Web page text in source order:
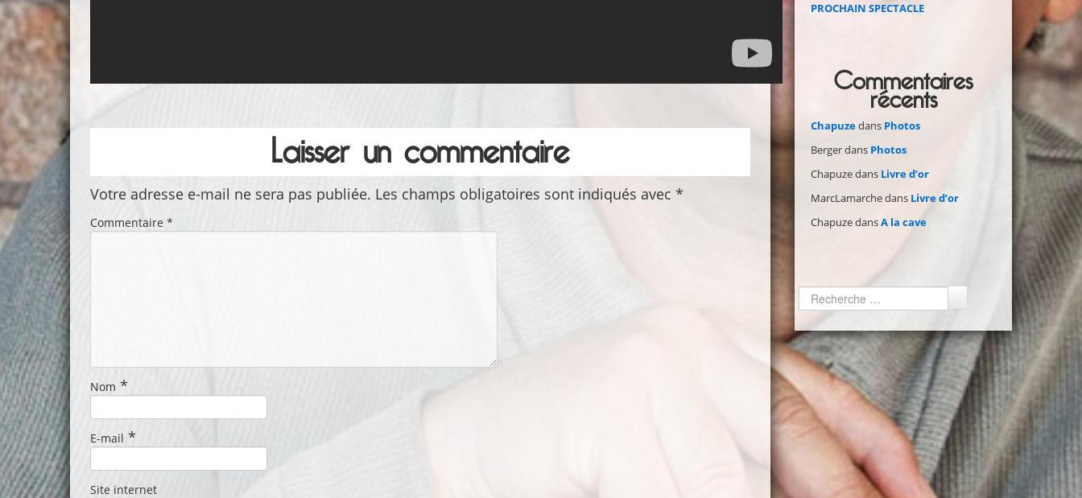
Laisser un commentaire
Votre adresse e-mail ne sera pas publiée. Les champs obligatoires sont indiqués avec *
Commentaire *
Nom *
E-mail *
Site internet
PROCHAIN SPECTACLE
Commentaires
récents
Chapuzedans Photos
Bergerdans Photos
Chapuzedans Livre d’or
MarcLamarchedans Livre d’or
ChapuzedansA la cave